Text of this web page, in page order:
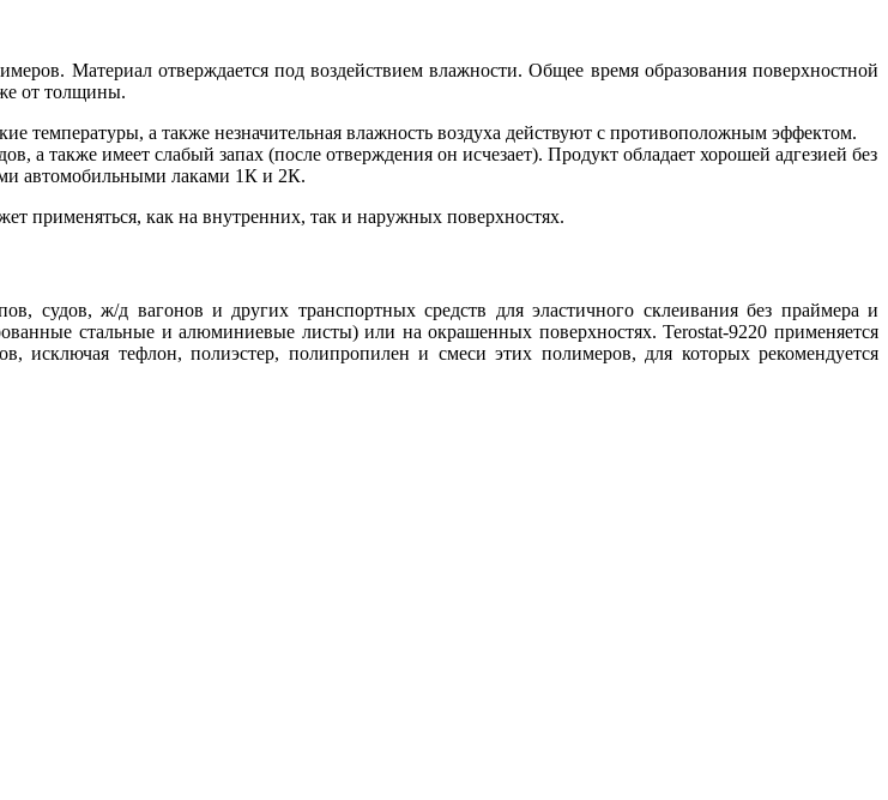
Материал отверждается под воздействием влажности. Общее время образования поверхностной
от толщины.
температуры, а также незначительная влажность воздуха действуют с противоположным эффектом.
а также имеет слабый запах (после отверждения он исчезает). Продукт обладает хорошей адгезией без
автомобильными лаками 1К и 2К.
применяться, как на внутренних, так и наружных поверхностях.
судов, ж/д вагонов и других транспортных средств для эластичного склеивания без праймера и
стальные и алюминиевые листы) или на окрашенных поверхностях. Terostat-9220 применяется
исключая тефлон, полиэстер, полипропилен и смеси этих полимеров, для которых рекомендуется